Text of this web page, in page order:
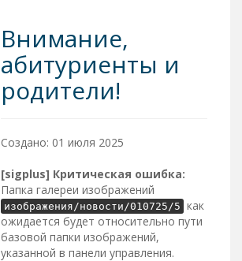
Внимание,
абитуриенты и
родители!
Создано: 01 июля 2025
[sigplus] Критическая ошибка:
Папка галереи изображений
изображения/новости/010725/5 как
ожидается будет относительно пути
базовой папки изображений,
указанной в панели управления.